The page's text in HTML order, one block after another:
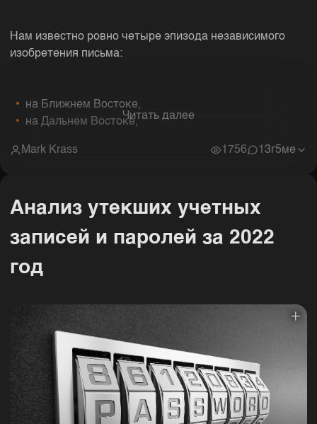
Нам известно ровно четыре эпизода независимого
изобретения письма:
на Ближнем Востоке,
на Дальнем Востоке,Читать далее
Mark Krass 1756 13г5ме
Анализ утекших учетных
записей и паролей за 2022
год